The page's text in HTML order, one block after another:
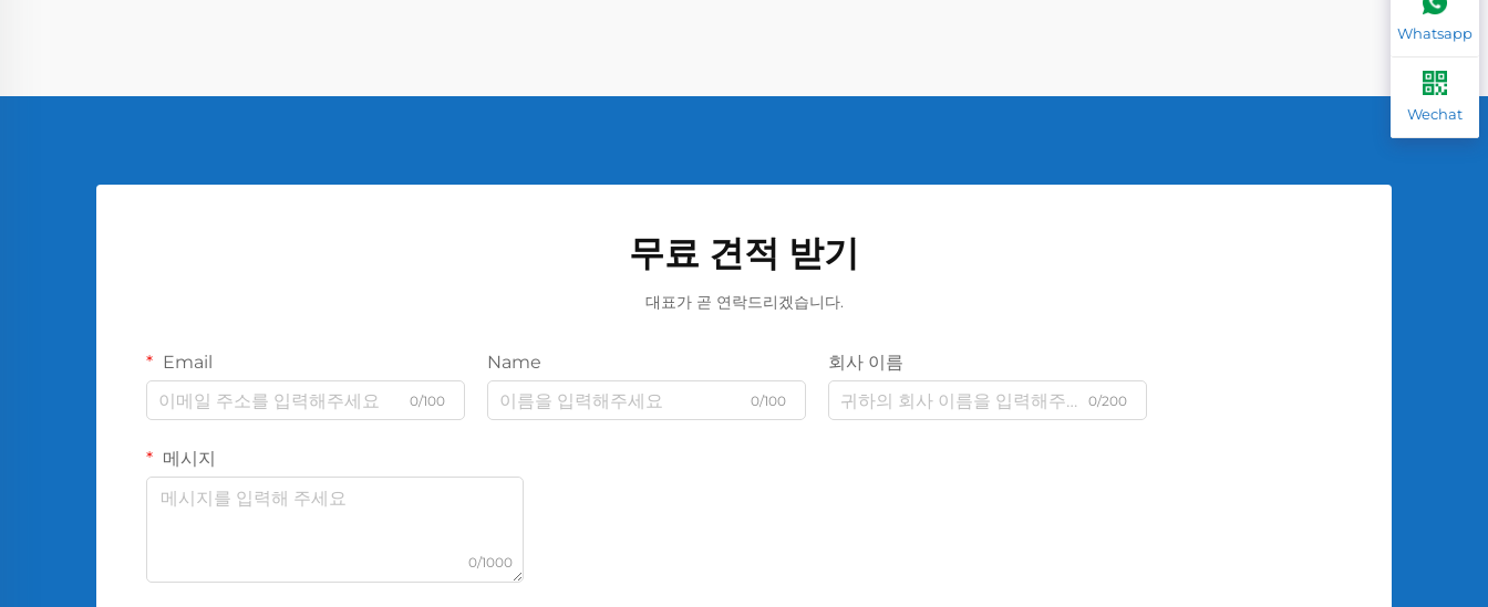
무료 견적 받기
대표가 곧 연락드리겠습니다.
Email
0/100
Name
0/100
회사 이름
0/200
메시지
0/1000
Whatsapp
Wechat